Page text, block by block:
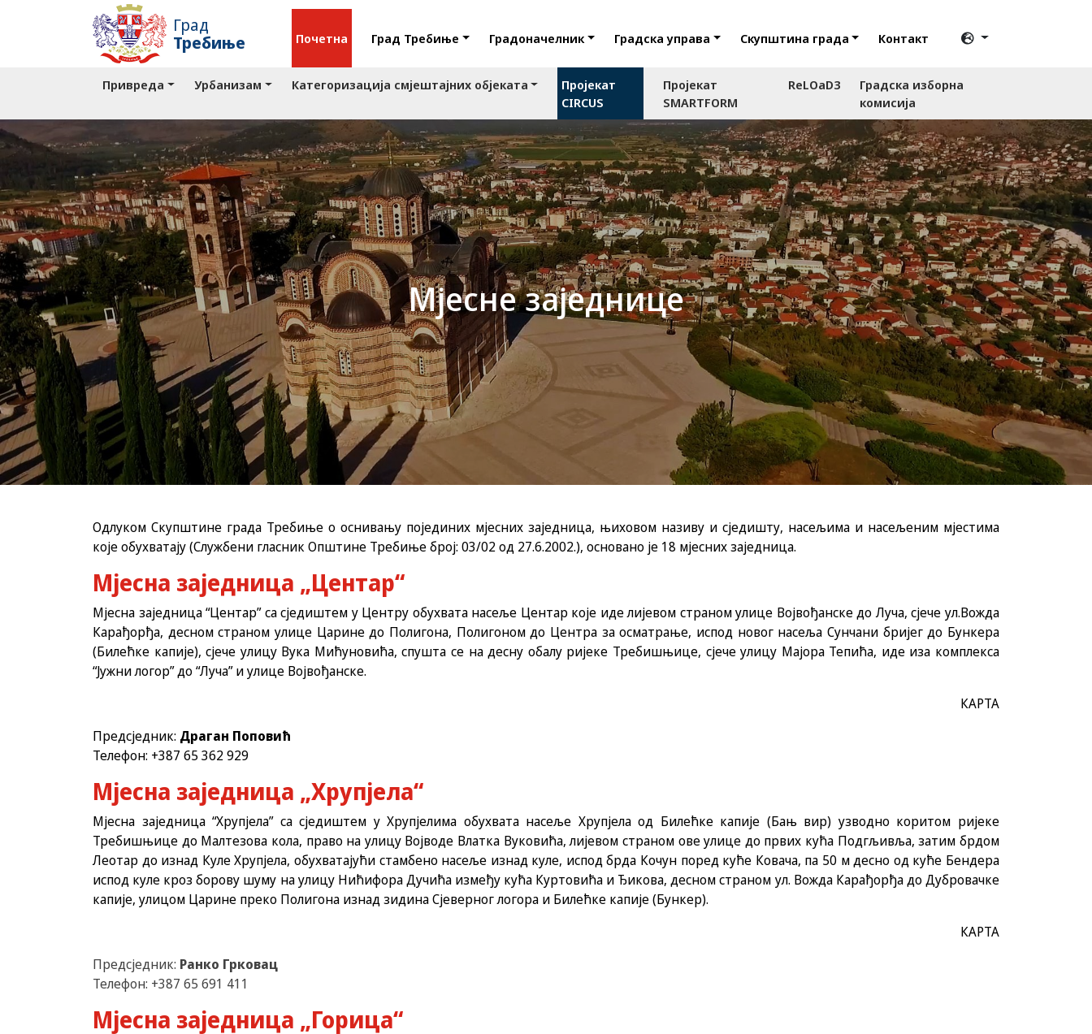
Град
Требиње
Почетна Град Требиње Градоначелник Градска управа Скупштина града Контакт
Привреда Урбанизам Категоризација смјештајних објеката
Пројекат
CIRCUS
Пројекат
SMARTFORM
ReLOaD3
Градска изборна
комисија
Мјесне заједнице
Одлуком Скупштине града Требиње о оснивању појединих мјесних заједница, њиховом називу и сједишту, насељима и насељеним мјестима
које обухватају (Службени гласник Општине Требиње број: 03/02 од 27.6.2002.), основано је 18 мјесних заједница.
Мјесна заједница „Центар“
Мјесна заједница “Центар” са сједиштем у Центру обухвата насеље Центар које иде лијевом страном улице Војвођанске до Луча, сјече ул.Вожда
Карађорђа, десном страном улице Царине до Полигона, Полигоном до Центра за осматрање, испод новог насеља Сунчани бријег до Бункера
(Билећке капије), сјече улицу Вука Мићуновића, спушта се на десну обалу ријеке Требишњице, сјече улицу Мајора Тепића, иде иза комплекса
“Јужни логор” до “Луча” и улице Војвођанске.
КАРТА
Предсједник: Драган Поповић
Телефон: +387 65 362 929
Мјесна заједница „Хрупјела“
Мјесна заједница “Хрупјела” са сједиштем у Хрупјелима обухвата насеље Хрупјела од Билећке капије (Бањ вир) узводно коритом ријеке
Требишњице до Малтезова кола, право на улицу Војводе Влатка Вуковића, лијевом страном ове улице до првих кућа Подгљивља, затим брдом
Леотар до изнад Куле Хрупјела, обухватајући стамбено насеље изнад куле, испод брда Кочун поред куће Ковача, па 50 м десно од куће Бендера
испод куле кроз борову шуму на улицу Нићифора Дучића између кућа Куртовића и Ђикова, десном страном ул. Вожда Карађорђа до Дубровачке
капије, улицом Царине преко Полигона изнад зидина Сјеверног логора и Билећке капије (Бункер).
КАРТА
Предсједник: Ранко Грковац
Телефон: +387 65 691 411
Мјесна заједница „Горица“